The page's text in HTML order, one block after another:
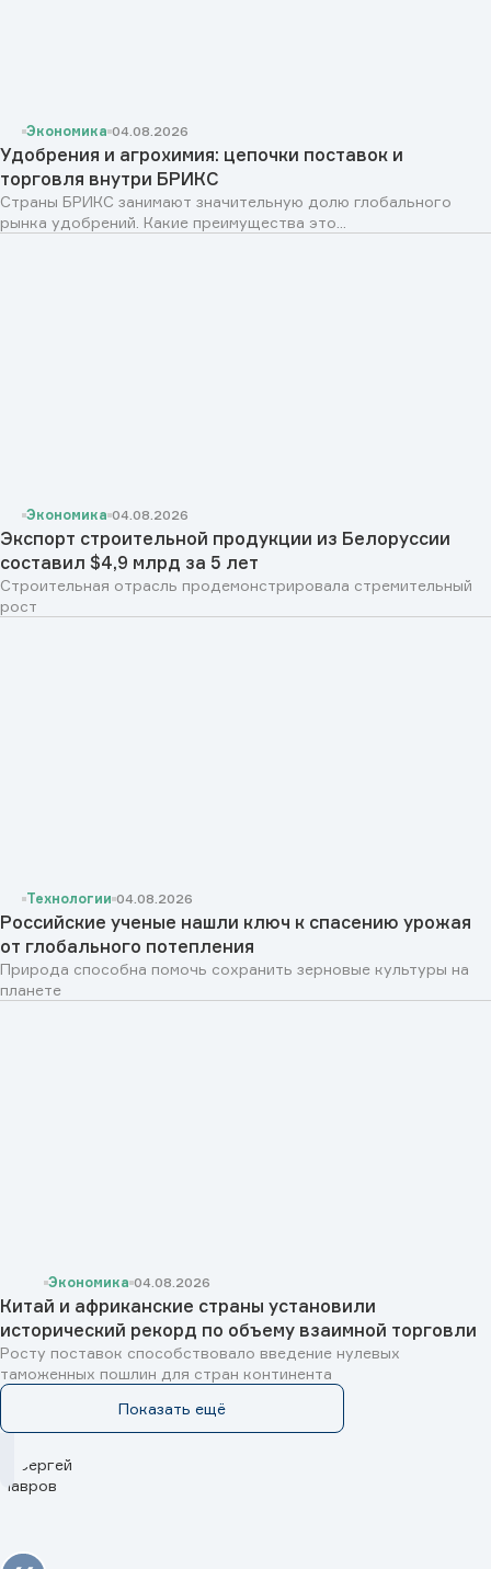
Экономика 04.08.2026
Удобрения и агрохимия: цепочки поставок и
торговля внутри БРИКС
Страны БРИКС занимают значительную долю глобального
рынка удобрений. Какие преимущества это...
Экономика 04.08.2026
Экспорт строительной продукции из Белоруссии
составил $4,9 млрд за 5 лет
Строительная отрасль продемонстрировала стремительный
рост
Технологии 04.08.2026
Российские ученые нашли ключ к спасению урожая
от глобального потепления
Природа способна помочь сохранить зерновые культуры на
планете
Экономика 04.08.2026
Китай и африканские страны установили
исторический рекорд по объему взаимной торговли
Росту поставок способствовало введение нулевых
таможенных пошлин для стран континента
Показать ещё